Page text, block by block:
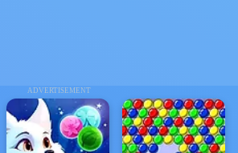
ADVERTISEMENT